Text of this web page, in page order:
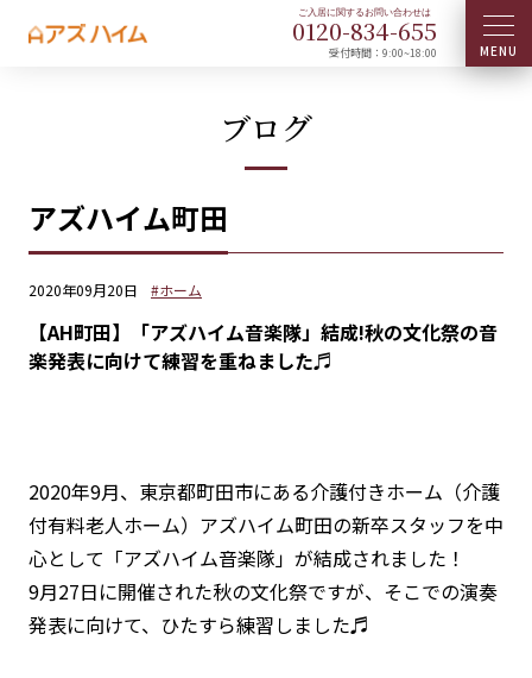
0120-834-655
受付時間：9:00~18:00
ブログ
アズハイム町田
2020年09月20日 #ホーム
【AH町田】「アズハイム音楽隊」結成!秋の文化祭の音
楽発表に向けて練習を重ねました♬
2020年9月、東京都町田市にある介護付きホーム（介護
付有料老人ホーム）アズハイム町田の新卒スタッフを中
心として「アズハイム音楽隊」が結成されました！
9月27日に開催された秋の文化祭ですが、そこでの演奏
発表に向けて、ひたすら練習しました♬